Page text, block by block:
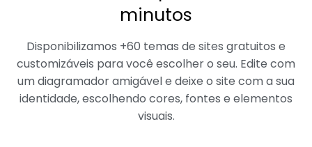
minutos
Disponibilizamos +60 temas de sites gratuitos e
customizáveis para você escolher o seu. Edite com
um diagramador amigável e deixe o site com a sua
identidade, escolhendo cores, fontes e elementos
visuais.